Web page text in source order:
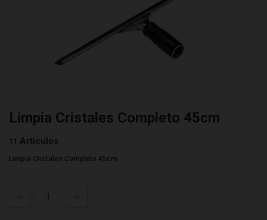
Limpia Cristales Completo 45cm
11 Artículos
Limpia Cristales Completo 45cm